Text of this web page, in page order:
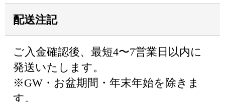
配送注記
ご入金確認後、最短4〜7営業日以内に
発送いたします。
※GW・お盆期間・年末年始を除きま
す。